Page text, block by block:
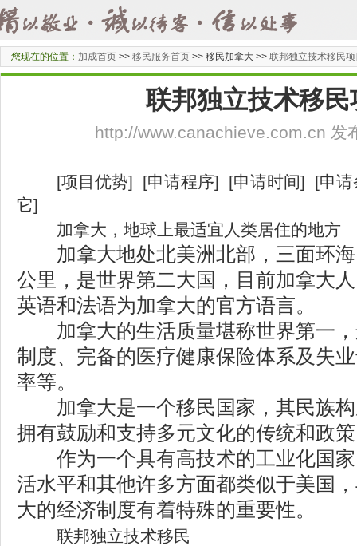
您现在的位置： 加成首页 >> 移民服务首页 >> 移民加拿大 >> 联邦独立技术移民
联邦独立技术移
http://www.canachieve.com.cn 发
[项目优势] [申请程序] [申请时间] [申
它]
加拿大，地球上最适宜人类居住的地方
加拿大地处北美洲北部，三面环海
公里，是世界第二大国，目前加拿大
英语和法语为加拿大的官方语言。
加拿大的生活质量堪称世界第一，
制度、完备的医疗健康保险体系及失
率等。
加拿大是一个移民国家，其民族构
拥有鼓励和支持多元文化的传统和政
作为一个具有高技术的工业化国家
活水平和其他许多方面都类似于美国
大的经济制度有着特殊的重要性。
联邦独立技术移民